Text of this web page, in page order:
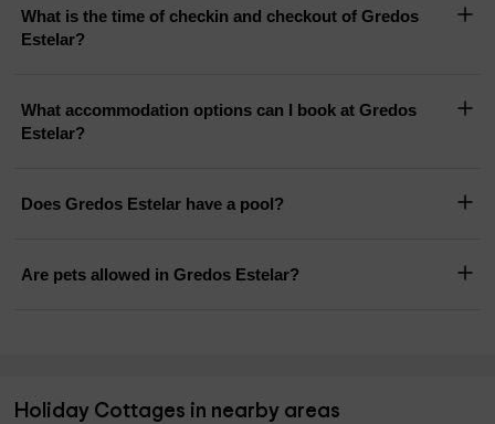
What is the time of checkin and checkout of Gredos
Estelar?
What accommodation options can I book at Gredos
Estelar?
Does Gredos Estelar have a pool?
Are pets allowed in Gredos Estelar?
Holiday Cottages in nearby areas